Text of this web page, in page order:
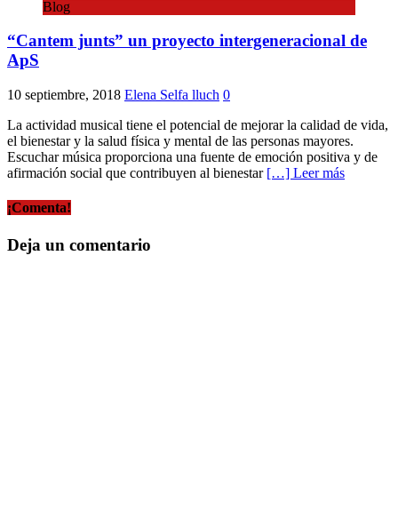
Blog
“Cantem junts” un proyecto intergeneracional de
ApS
10 septiembre, 2018 Elena Selfa lluch 0
La actividad musical tiene el potencial de mejorar la calidad de vida,
el bienestar y la salud física y mental de las personas mayores.
Escuchar música proporciona una fuente de emoción positiva y de
afirmación social que contribuyen al bienestar […] Leer más
¡Comenta!
Deja un comentario